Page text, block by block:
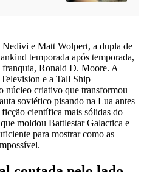
Nedivi e Matt Wolpert, a dupla de
temporada após temporada,
Ronald D. Moore. A
e a Tall Ship
núcleo criativo que transformou
soviético pisando na Lua antes
científica mais sólidas do
moldou Battlestar Galactica e
para mostrar como as